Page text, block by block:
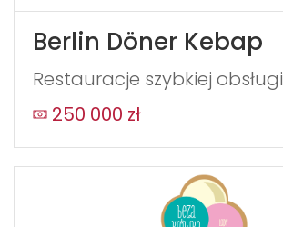
Berlin Döner Kebap
Restauracje szybkiej obsługi
250 000 zł